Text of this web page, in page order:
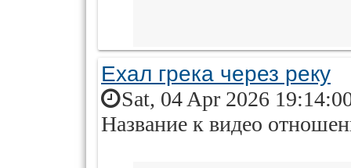
Ехал грека через реку
Sat, 04 Apr 2026
Название к видео